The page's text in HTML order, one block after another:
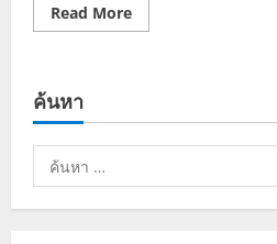
Read MoreRead
more
ล้ม
ใน
ค้นหา
ค้นหา
สำหรับ: